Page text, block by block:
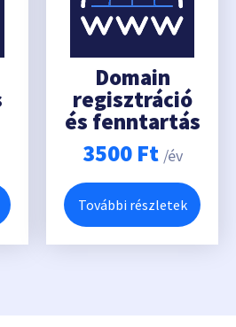
Domain
regisztráció
és fenntartás
3500 Ft /év
További részletek